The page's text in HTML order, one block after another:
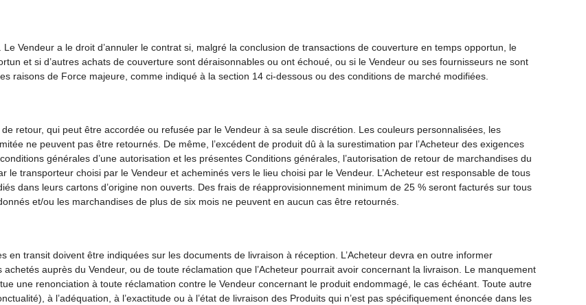
Vendeur a le droit d’annuler le contrat si, malgré la conclusion de transactions de couverture en temps opportun, le
et si d’autres achats de couverture sont déraisonnables ou ont échoué, ou si le Vendeur ou ses fournisseurs ne sont
raisons de Force majeure, comme indiqué à la section 14 ci-dessous ou des conditions de marché modifiées.
retour, qui peut être accordée ou refusée par le Vendeur à sa seule discrétion. Les couleurs personnalisées, les
ne peuvent pas être retournés. De même, l’excédent de produit dû à la surestimation par l’Acheteur des exigences
générales d’une autorisation et les présentes Conditions générales, l’autorisation de retour de marchandises du
transporteur choisi par le Vendeur et acheminés vers le lieu choisi par le Vendeur. L’Acheteur est responsable de tous
dans leurs cartons d’origine non ouverts. Des frais de réapprovisionnement minimum de 25 % seront facturés sur tous
et/ou les marchandises de plus de six mois ne peuvent en aucun cas être retournés.
transit doivent être indiquées sur les documents de livraison à réception. L’Acheteur devra en outre informer
auprès du Vendeur, ou de toute réclamation que l’Acheteur pourrait avoir concernant la livraison. Le manquement
une renonciation à toute réclamation contre le Vendeur concernant le produit endommagé, le cas échéant. Toute autre
à l’adéquation, à l’exactitude ou à l’état de livraison des Produits qui n’est pas spécifiquement énoncée dans les